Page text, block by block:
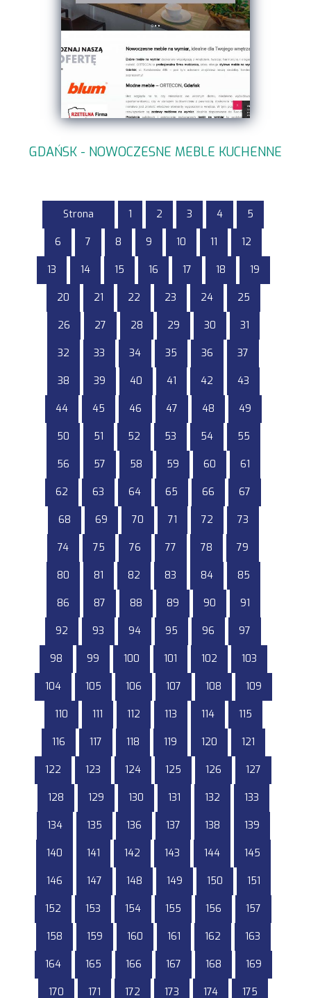
GDAŃSK - NOWOCZESNE MEBLE KUCHENNE
Strona 1 2 3 4 5
6 7 8 9 10 11 12
13 14 15 16 17 18 19
20 21 22 23 24 25
26 27 28 29 30 31
32 33 34 35 36 37
38 39 40 41 42 43
44 45 46 47 48 49
50 51 52 53 54 55
56 57 58 59 60 61
62 63 64 65 66 67
68 69 70 71 72 73
74 75 76 77 78 79
80 81 82 83 84 85
86 87 88 89 90 91
92 93 94 95 96 97
98 99 100 101 102 103
104 105 106 107 108 109
110 111 112 113 114 115
116 117 118 119 120 121
122 123 124 125 126 127
128 129 130 131 132 133
134 135 136 137 138 139
140 141 142 143 144 145
146 147 148 149 150 151
152 153 154 155 156 157
158 159 160 161 162 163
164 165 166 167 168 169
170 171 172 173 174 175